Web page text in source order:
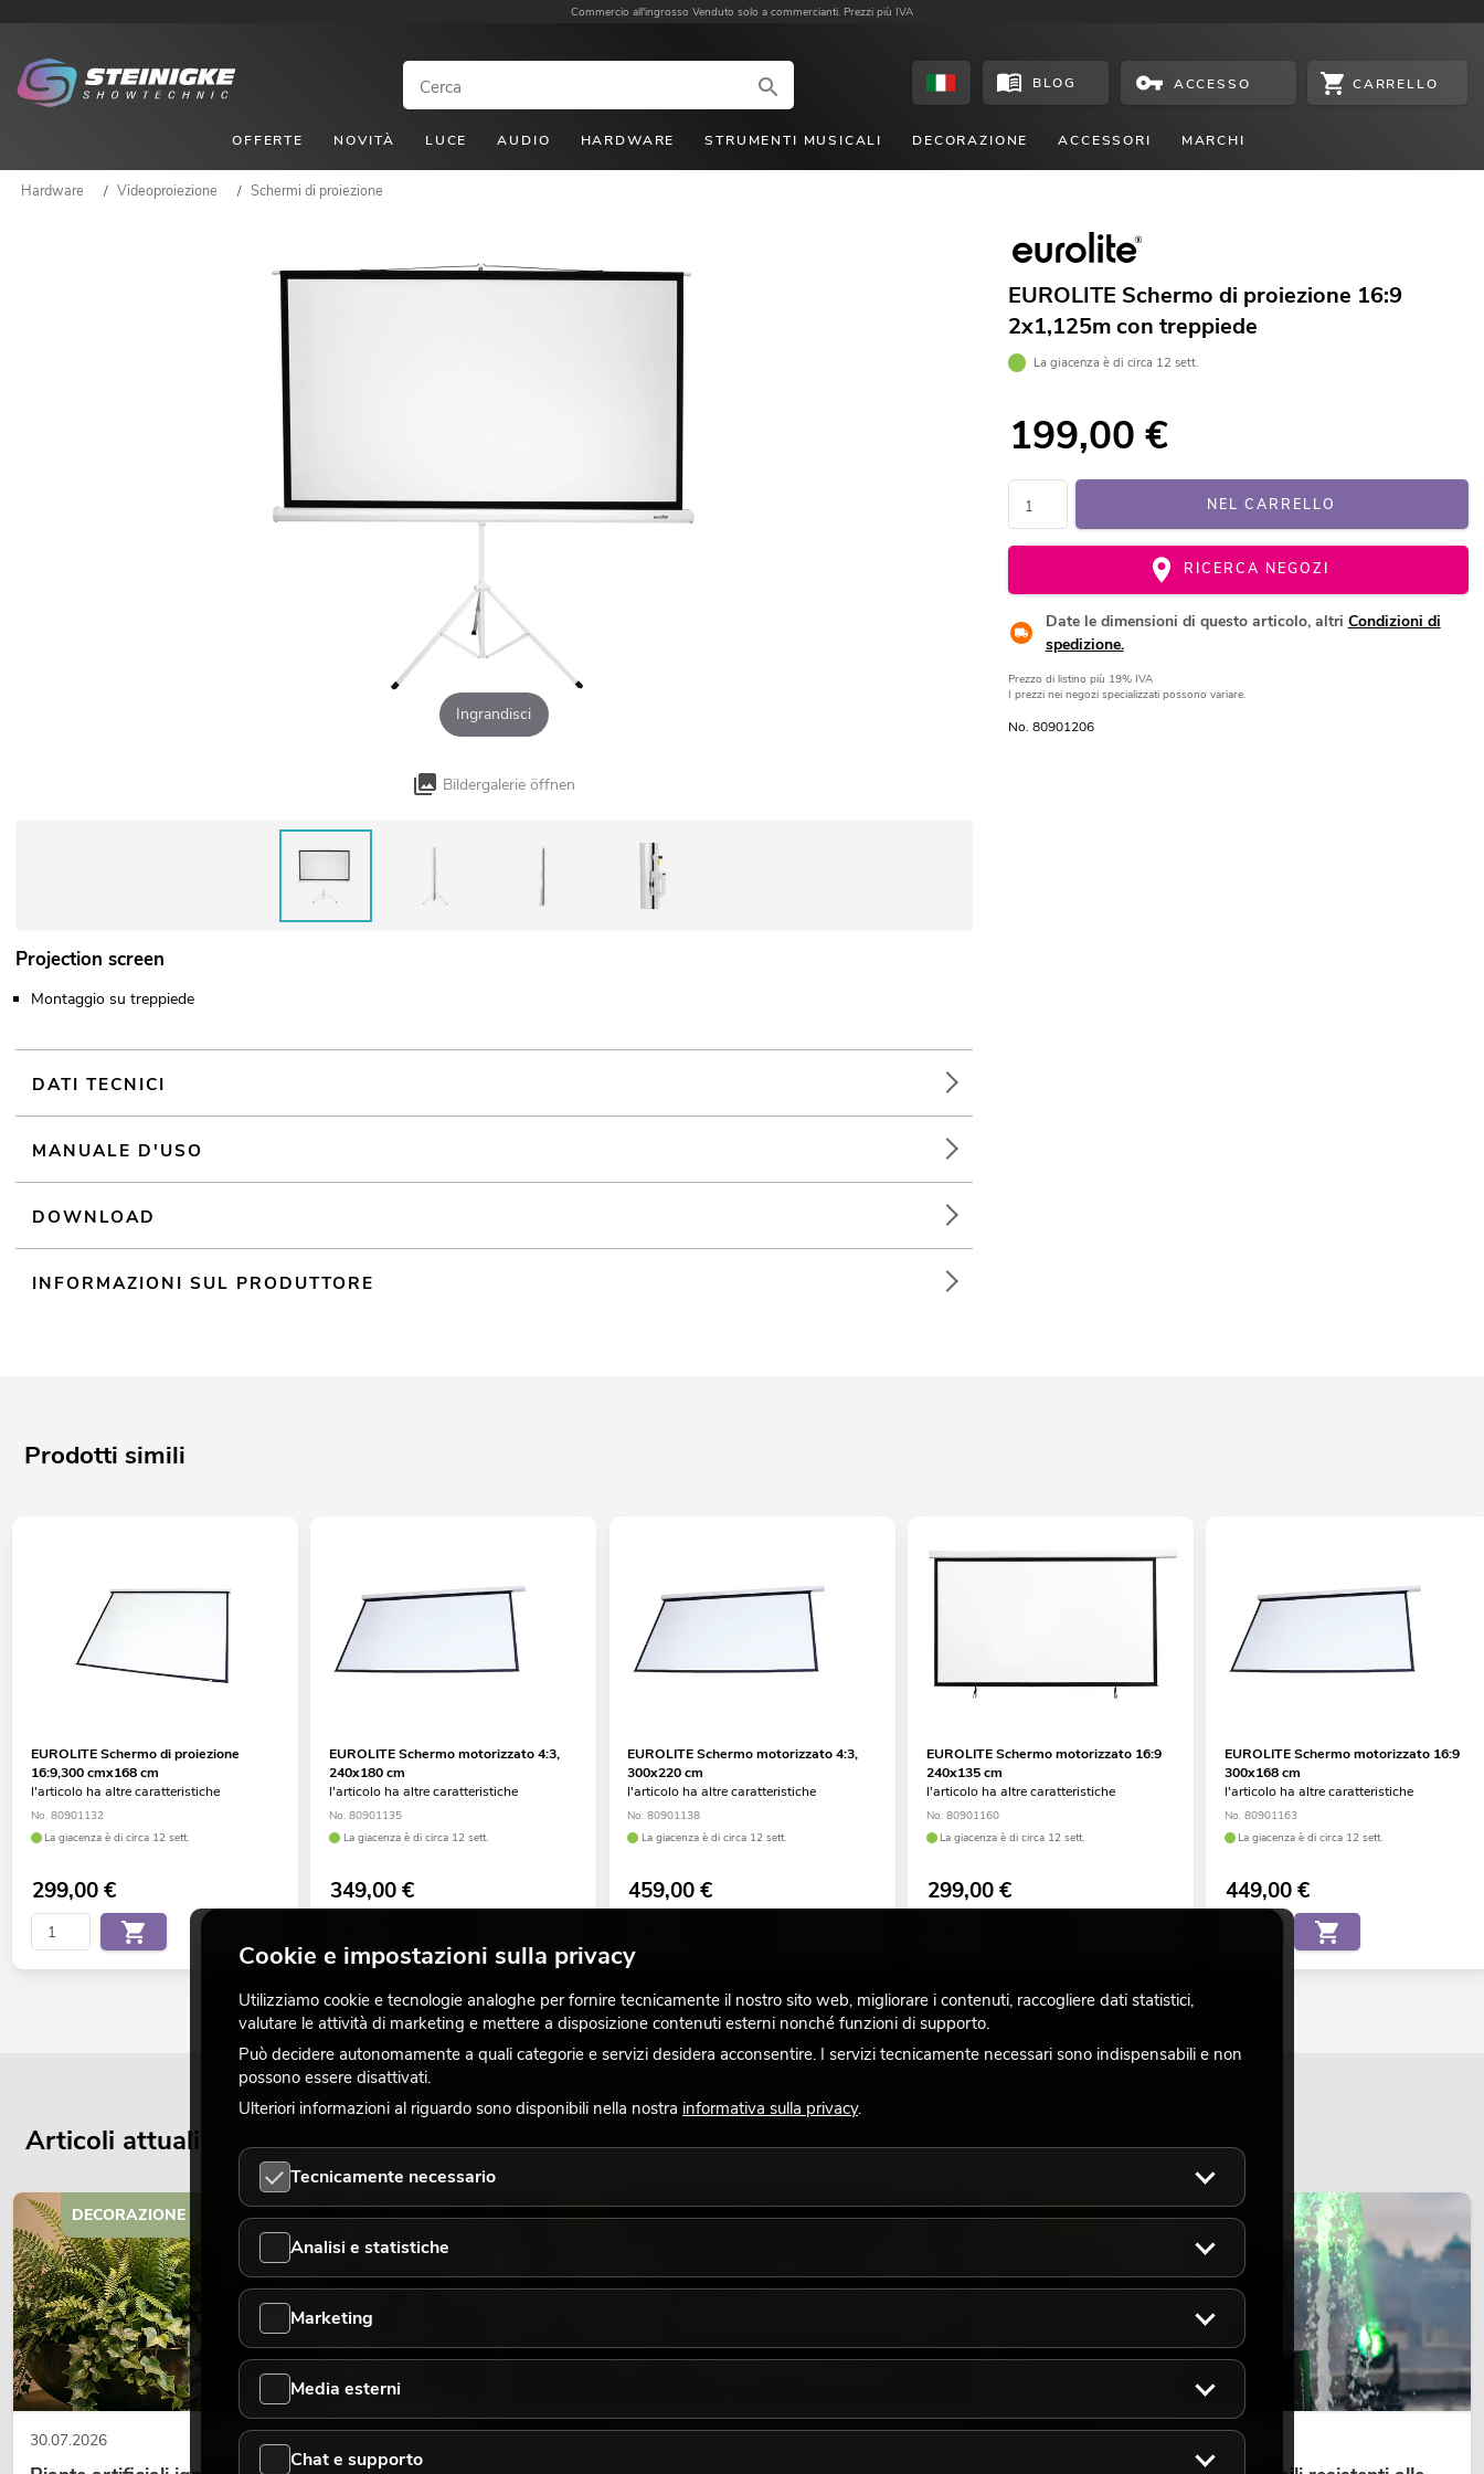
Commercio all'ingrosso Venduto solo a commercianti. Prezzi più IVA
BLOG ACCESSO CARRELLO
OFFERTE NOVITÀ LUCE AUDIO HARDWARE STRUMENTI MUSICALI DECORAZIONE ACCESSORI MARCHI
Hardware / Videoproiezione / Schermi di proiezione
Ingrandisci
Bildergalerie öffnen
EUROLITE Schermo di proiezione 16:9
2x1,125m con treppiede
La giacenza è di circa 12 sett.
199,00 €
NEL CARRELLO
RICERCA NEGOZI
Date le dimensioni di questo articolo, altri Condizioni di
spedizione.
Prezzo di listino più 19% IVA
I prezzi nei negozi specializzati possono variare.
No. 80901206
Projection screen
Montaggio su treppiede
DATI TECNICI
MANUALE D'USO
DOWNLOAD
INFORMAZIONI SUL PRODUTTORE
Prodotti simili
EUROLITE Schermo di proiezione
16:9,300 cmx168 cm
l'articolo ha altre caratteristiche
No. 80901132
La giacenza è di circa 12 sett.
299,00€
EUROLITE Schermo motorizzato 4:3,
240x180 cm
l'articolo ha altre caratteristiche
No. 80901135
La giacenza è di circa 12 sett.
349,00€
EUROLITE Schermo motorizzato 4:3,
300x220 cm
l'articolo ha altre caratteristiche
No. 80901138
La giacenza è di circa 12 sett.
459,00€
EUROLITE Schermo motorizzato 16:9
240x135 cm
l'articolo ha altre caratteristiche
No. 80901160
La giacenza è di circa 12 sett.
299,00€
EUROLITE Schermo motorizzato 16:9
300x168 cm
l'articolo ha altre caratteristiche
No. 80901163
La giacenza è di circa 12 sett.
449,00€
Articoli attuali del blog
30.07.2026
DECORAZIONE LUCE LUCE
Cookie e impostazioni sulla privacy
Utilizziamo cookie e tecnologie analoghe per fornire tecnicamente il nostro sito web, migliorare i contenuti, raccogliere dati statistici,
valutare le attività di marketing e mettere a disposizione contenuti esterni nonché funzioni di supporto.
Può decidere autonomamente a quali categorie e servizi desidera acconsentire. I servizi tecnicamente necessari sono indispensabili e non
possono essere disattivati.
Ulteriori informazioni al riguardo sono disponibili nella nostra informativa sulla privacy.
Tecnicamente necessario
Analisi e statistiche
Marketing
Media esterni
Chat e supporto